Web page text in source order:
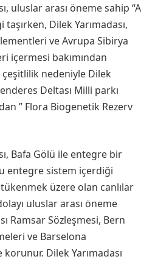
uluslar arası öneme sahip “A
taşırken, Dilek Yarımadası,
ve Avrupa Sibirya
içermesi bakımından
nedeniyle Dilek
Deltası Milli parkı
” Flora Biogenetik Rezerv
Bafa Gölü ile entegre bir
entegre sistem içerdiği
üzere olan canlılar
uluslar arası öneme
Ramsar Sözleşmesi, Bern
ve Barselona
Dilek Yarımadası